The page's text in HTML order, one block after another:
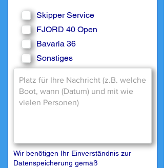
Skipper Service
FJORD 40 Open
Bavaria 36
Sonstiges
Wir benötigen Ihr Einverständnis zur
Datenspeicherung gemäß